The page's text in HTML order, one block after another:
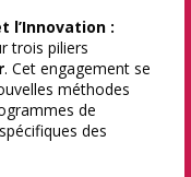
l’Innovation :
trois piliers
. Cet engagement se
méthodes
de
des